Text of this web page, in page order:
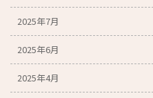
2025年7月
2025年6月
2025年4月